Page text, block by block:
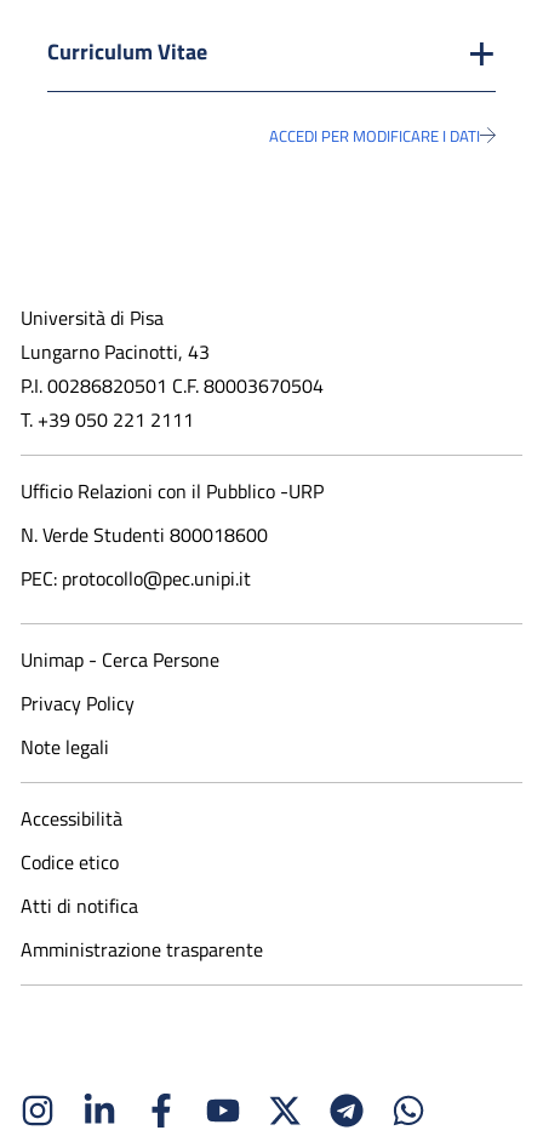
Curriculum Vitae
ACCEDI PER MODIFICARE I DATI
Università di Pisa
Lungarno Pacinotti, 43
P.I. 00286820501 C.F. 80003670504
T. +39 050 221 2111
Ufficio Relazioni con il Pubblico -URP
N. Verde Studenti 800018600​
PEC: protocollo@pec.unipi.it
Unimap - Cerca Persone
Privacy Policy
Note legali
Accessibilità
Codice etico
Atti di notifica
Amministrazione trasparente